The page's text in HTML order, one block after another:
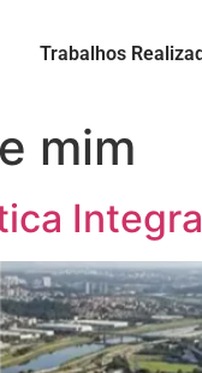
Trabalhos
mim